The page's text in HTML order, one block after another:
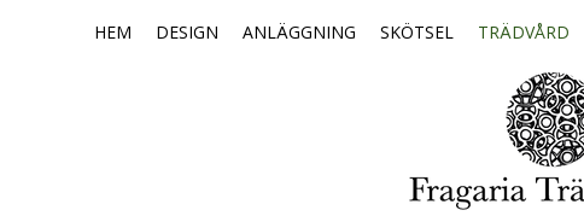
HEM DESIGN ANLÄGGNING SKÖTSEL TRÄDVÅRD